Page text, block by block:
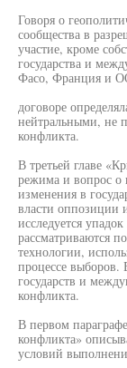
Говоря о
сообщества в
участие, кроме
государства и
Фасо, Франция и
договоре
нейтральными, не
конфликта.
В третьей главе
режима и вопрос о
изменения в
власти оппозиции
исследуется
рассматриваются
технологии,
процессе выборов.
государств и
конфликта.
В первом
конфликта»
условий